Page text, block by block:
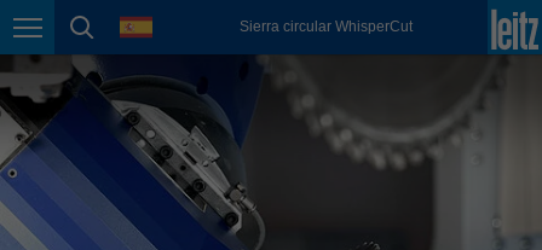
Page navigation
page search
language Sierra circular WhisperCut
México
español
Nederland
nederlands
Österreich
deutsch